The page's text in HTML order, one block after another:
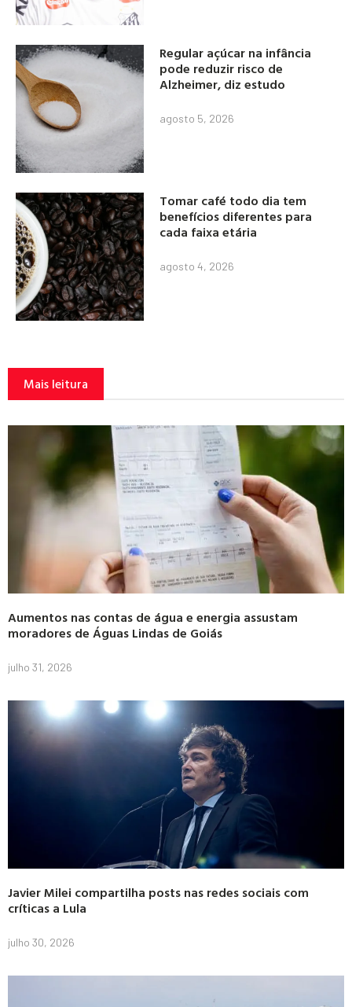
Regular açúcar na infância
pode reduzir risco de
Alzheimer, diz estudo
agosto 5, 2026
Tomar café todo dia tem
benefícios diferentes para
cada faixa etária
agosto 4, 2026
Mais leitura
Aumentos nas contas de água e energia assustam
moradores de Águas Lindas de Goiás
julho 31, 2026
Javier Milei compartilha posts nas redes sociais com
críticas a Lula
julho 30, 2026